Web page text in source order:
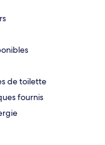
de toilette
fournis